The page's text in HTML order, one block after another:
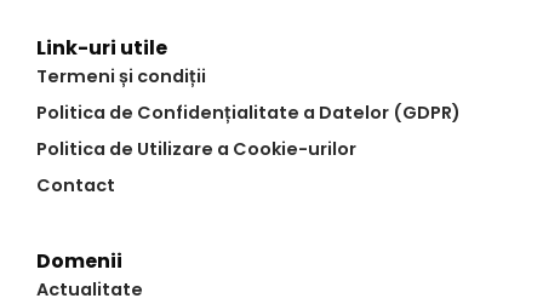
Link-uri utile
Termeni și condiții
Politica de Confidențialitate a Datelor (GDPR)
Politica de Utilizare a Cookie-urilor
Contact
Domenii
Actualitate